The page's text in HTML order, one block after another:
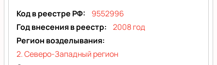
Код в реестре РФ
9552996
Год внесения в реестр
2008 год
Регион возделывания
2. Северо-Западный регион